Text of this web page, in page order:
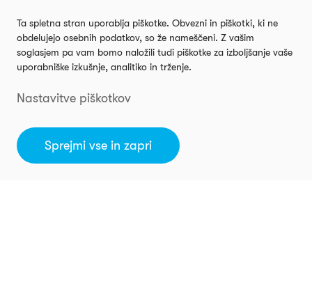
Ta spletna stran uporablja piškotke. Obvezni in piškotki, ki ne
obdelujejo osebnih podatkov, so že nameščeni. Z vašim
soglasjem pa vam bomo naložili tudi piškotke za izboljšanje vaše
uporabniške izkušnje, analitiko in trženje.
Nastavitve piškotkov
Sprejmi vse in zapri